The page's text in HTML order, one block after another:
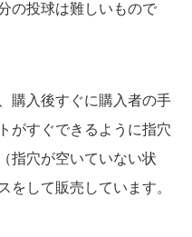
の投球は難しいもので
購入後すぐに購入者の手
がすぐできるように指穴
指穴が空いていない状
をして販売しています。